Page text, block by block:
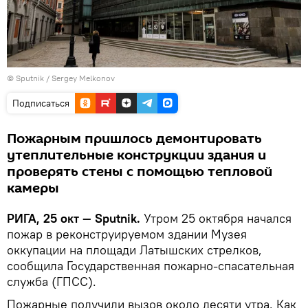
© Sputnik / Sergey Melkonov
Подписаться
Пожарным пришлось демонтировать
утеплительные конструкции здания и
проверять стены с помощью тепловой
камеры
РИГА, 25 окт — Sputnik. Утром 25 октября начался
пожар в реконструируемом здании Музея
оккупации на площади Латышских стрелков,
сообщила Государственная пожарно-спасательная
служба (ГПСС).
Пожарные получили вызов около десяти утра. Как